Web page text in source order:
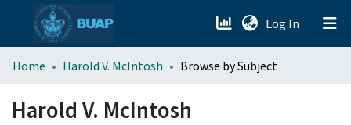
Log In (current)
menu.section.about_menu
All of DSpace
Home Harold V. McIntosh Browse by Subject
Harold V. McIntosh